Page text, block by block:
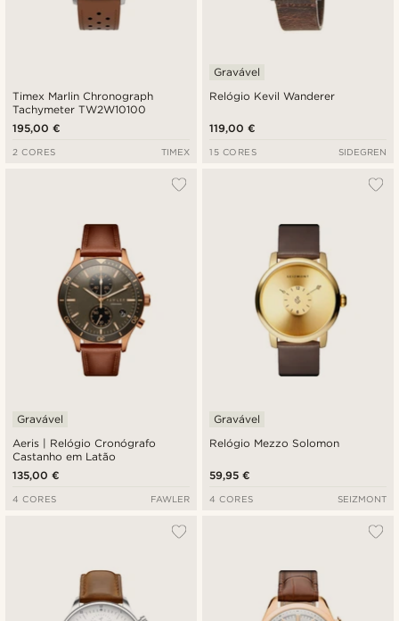
Timex Marlin Chronograph
Tachymeter TW2W10100
195,00 €
2 CORES TIMEX
Relógio Kevil Wanderer
Gravável
119,00 €
15 CORES SIDEGREN
Aeris | Relógio Cronógrafo
Castanho em Latão
Gravável
135,00 €
4 CORES FAWLER
Relógio Mezzo Solomon
Gravável
59,95 €
4 CORES SEIZMONT